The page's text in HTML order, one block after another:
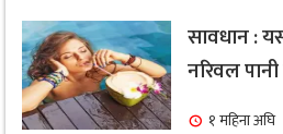
सावधान :
नरिवल
१ महिना अघि